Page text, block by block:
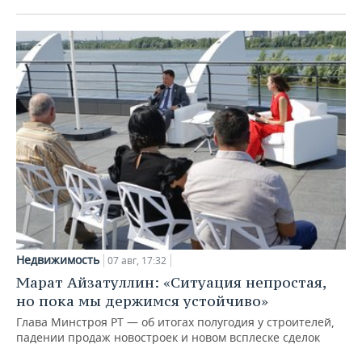
Недвижимость 07 авг, 17:32
Марат Айзатуллин: «Ситуация непростая,
но пока мы держимся устойчиво»
Глава Минстроя РТ — об итогах полугодия у строителей,
падении продаж новостроек и новом всплеске сделок